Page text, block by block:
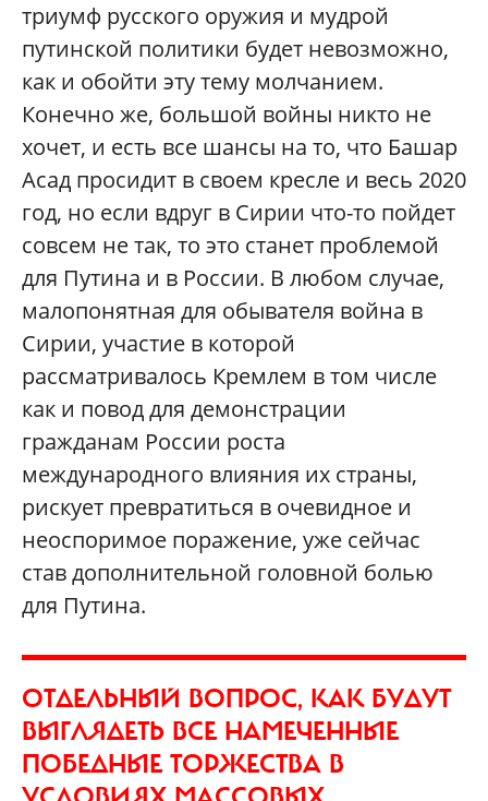
триумф русского оружия и мудрой
путинской политики будет невозможно,
как и обойти эту тему молчанием.
Конечно же, большой войны никто не
хочет, и есть все шансы на то, что Башар
Асад просидит в своем кресле и весь 2020
год, но если вдруг в Сирии что-то пойдет
совсем не так, то это станет проблемой
для Путина и в России. В любом случае,
малопонятная для обывателя война в
Сирии, участие в которой
рассматривалось Кремлем в том числе
как и повод для демонстрации
гражданам России роста
международного влияния их страны,
рискует превратиться в очевидное и
неоспоримое поражение, уже сейчас
став дополнительной головной болью
для Путина.
ОТДЕЛЬНЫЙ ВОПРОС, КАК БУДУТ
ВЫГЛЯДЕТЬ ВСЕ НАМЕЧЕННЫЕ
ПОБЕДНЫЕ ТОРЖЕСТВА В